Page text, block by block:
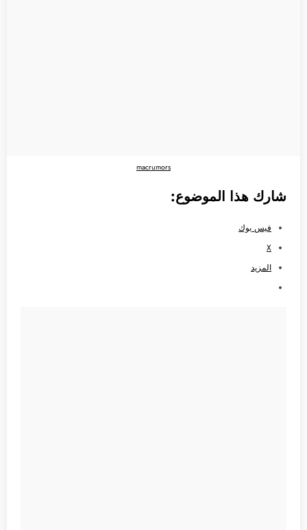
macrumors
شارك هذا الموضوع:
فيس بوك
X
المزيد